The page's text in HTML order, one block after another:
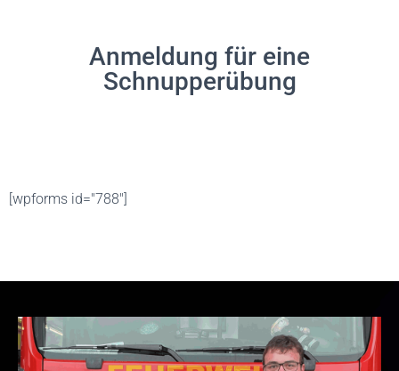
Anmeldung für eine
Schnupperübung
[wpforms id="788"]